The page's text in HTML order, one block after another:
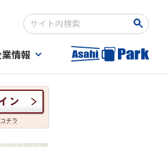
検索キーワード入力
情報
チラ